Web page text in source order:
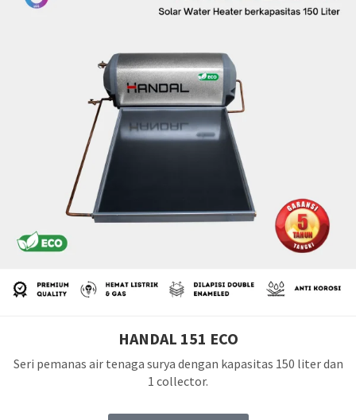
HANDAL 151 ECO
Seri pemanas air tenaga surya dengan kapasitas 150 liter dan
1 collector.